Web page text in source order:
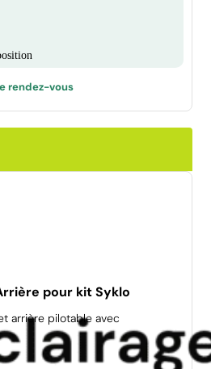
rendez-vous
pour kit Syklo
arrière pilotable avec